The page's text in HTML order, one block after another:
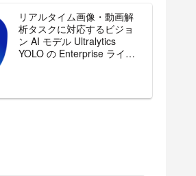
リアルタイム画像・動画解
析タスクに対応するビジョ
ン AI モデル Ultralytics
YOLO の Enterprise ライセ